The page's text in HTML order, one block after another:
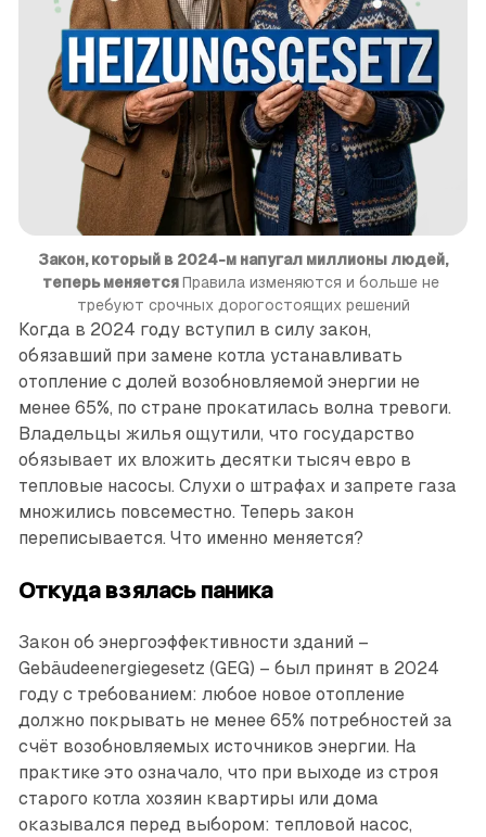
Закон, который в 2024-м напугал миллионы людей,
теперь меняетсяПравила изменяются и больше не
требуют срочных дорогостоящих решений
Когда в 2024 году вступил в силу закон,
обязавший при замене котла устанавливать
отопление с долей возобновляемой энергии не
менее 65%, по стране прокатилась волна тревоги.
Владельцы жилья ощутили, что государство
обязывает их вложить десятки тысяч евро в
тепловые насосы. Слухи о штрафах и запрете газа
множились повсеместно. Теперь закон
переписывается. Что именно меняется?
Откуда взялась паника
Закон об энергоэффективности зданий –
Gebäudeenergiegesetz (GEG) – был принят в 2024
году с требованием: любое новое отопление
должно покрывать не менее 65% потребностей за
счёт возобновляемых источников энергии. На
практике это означало, что при выходе из строя
старого котла хозяин квартиры или дома
оказывался перед выбором: тепловой насос,